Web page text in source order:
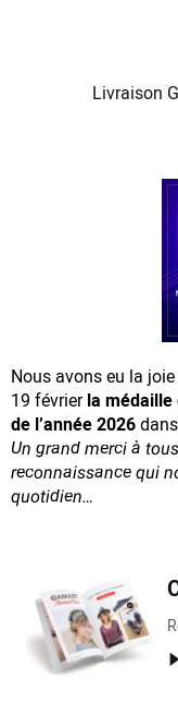
Livraison
Nous avons eu la
19 févrierla médaille
de l’année 2026
Un grand merci à
reconnaissancequi
quotidien…